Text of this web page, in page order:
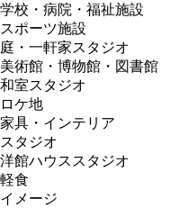
学校・病院・福祉施設
スポーツ施設
庭・一軒家スタジオ
美術館・博物館・図書館
和室スタジオ
ロケ地
家具・インテリア
スタジオ
洋館ハウススタジオ
軽食
イメージ